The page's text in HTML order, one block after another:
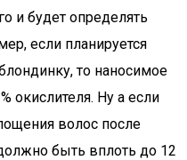
и будет определять
если планируется
то наносимое
окислителя. Ну а если
волос после
быть вплоть до 12